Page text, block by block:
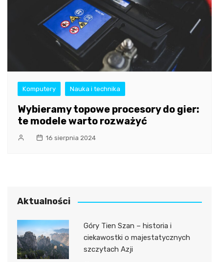
Komputery Nauka i technika
Wybieramy topowe procesory do gier:
te modele warto rozważyć
16 sierpnia 2024
Aktualności
Góry Tien Szan – historia i
ciekawostki o majestatycznych
szczytach Azji